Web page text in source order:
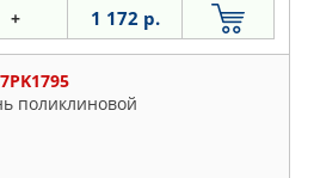
+ 1 172 р.
поликлиновой